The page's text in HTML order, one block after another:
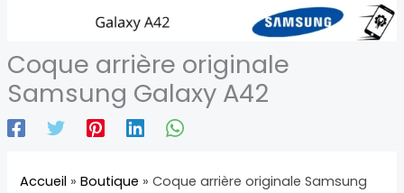
Coque arrière originale
Samsung Galaxy A42
Accueil »Boutique »Coque arrière originale Samsung